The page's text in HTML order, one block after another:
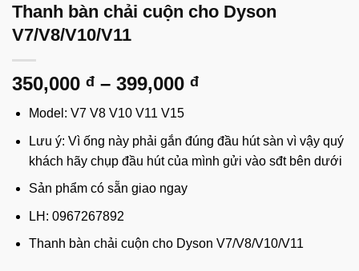
Thanh bàn chải cuộn cho Dyson
V7/V8/V10/V11
350,000 đ – 399,000 đKhoảng
350,000 đ
đến
Model: V7 V8 V10 V11 V15
Lưu ý: Vì ống này phải gắn đúng đầu hút sàn vì vậy quý
khách hãy chụp đầu hút của mình gửi vào sđt bên dưới
Sản phẩm có sẵn giao ngay
LH: 0967267892
Thanh bàn chải cuộn cho Dyson V7/V8/V10/V11